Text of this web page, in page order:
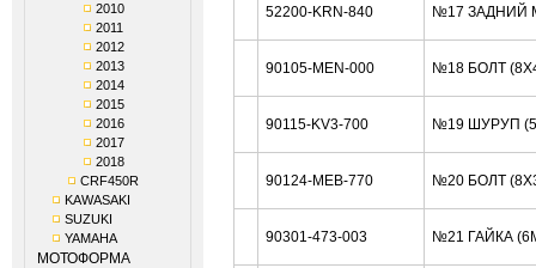
2010
2011
2012
2013
2014
2015
2016
2017
2018
CRF450R
KAWASAKI
SUZUKI
YAMAHA
МОТОФОРМА
52200-KRN-840 №17 ЗАДНИЙ
90105-MEN-000 №18 БОЛТ
90115-KV3-700 №19 ШУРУП
90124-MEB-770 №20 БОЛТ
90301-473-003 №21 ГАЙКА